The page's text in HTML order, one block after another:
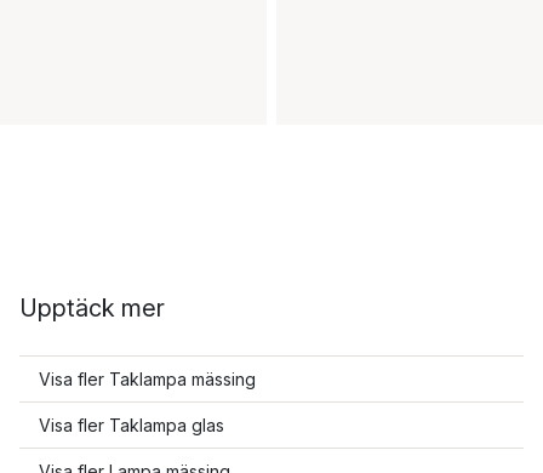
Upptäck mer
Visa fler Taklampa mässing
Visa fler Taklampa glas